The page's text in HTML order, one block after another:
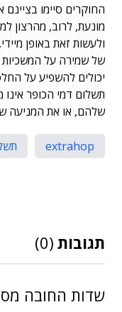
החוקרים סיימו
מונעת, לרוב, מהרצון
ולעשות זאת באופן
של שמירה על המשכיות
יכולים להשפיע על
תשלום דמי הכופר
שלהם, או את המניעה
extrahop
תגובות (0)
שדות החובה